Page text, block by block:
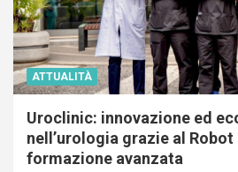
ATTUALITÀ
Uroclinic: innovazione ed
nell’urologia grazie al Robot
formazione avanzata